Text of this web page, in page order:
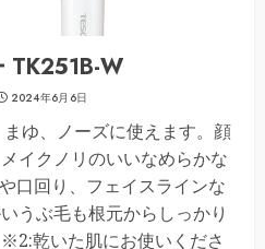
TK251B-W
2024年6月6日
ゆ、ノーズに使えます。顔
イクノリのいいなめらかな
口回り、フェイスラインな
うぶ毛も根元からしっかり
乾いた肌にお使いくださ